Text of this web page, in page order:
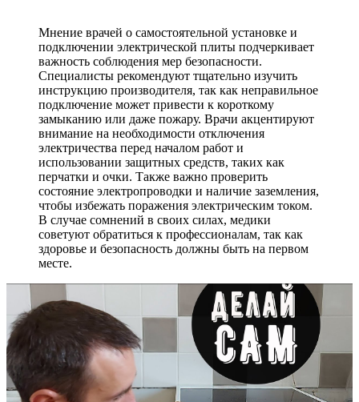
Мнение врачей о самостоятельной установке и
подключении электрической плиты подчеркивает
важность соблюдения мер безопасности.
Специалисты рекомендуют тщательно изучить
инструкцию производителя, так как неправильное
подключение может привести к короткому
замыканию или даже пожару. Врачи акцентируют
внимание на необходимости отключения
электричества перед началом работ и
использовании защитных средств, таких как
перчатки и очки. Также важно проверить
состояние электропроводки и наличие заземления,
чтобы избежать поражения электрическим током.
В случае сомнений в своих силах, медики
советуют обратиться к профессионалам, так как
здоровье и безопасность должны быть на первом
месте.